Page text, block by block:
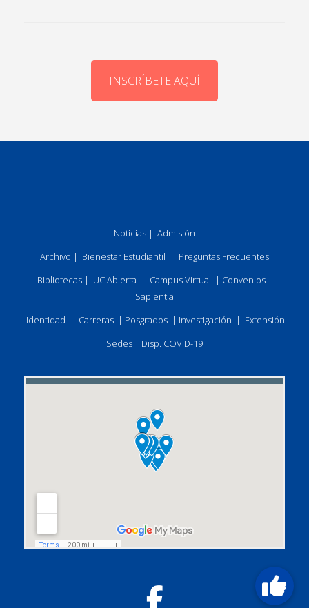
INSCRÍBETE AQUÍ
Noticias | Admisión
Archivo | Bienestar Estudiantil | Preguntas Frecuentes
Bibliotecas| UC Abierta | Campus Virtual | Convenios|
Sapientia
Identidad | Carreras | Posgrados | Investigación | Extensión
Sedes | Disp. COVID-19